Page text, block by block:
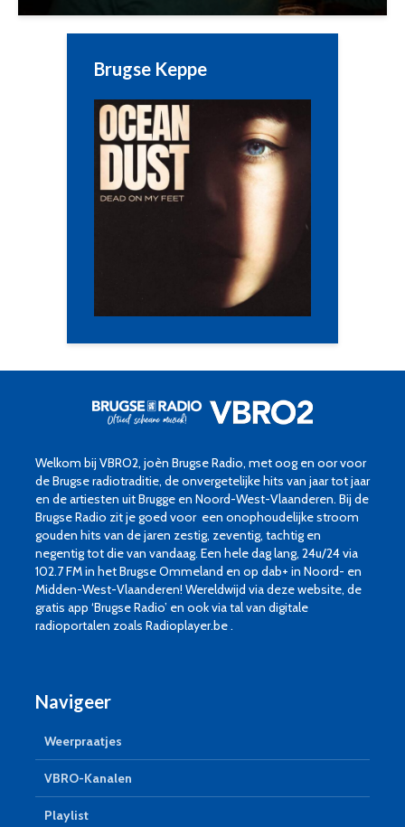
Brugse Keppe
Welkom bij VBRO2, joèn Brugse Radio, met oog en oor voor
de Brugse radiotraditie, de onvergetelijke hits van jaar tot jaar
en de artiesten uit Brugge en Noord-West-Vlaanderen. Bij de
Brugse Radio zit je goed voor een onophoudelijke stroom
gouden hits van de jaren zestig, zeventig, tachtig en
negentig tot die van vandaag. Een hele dag lang, 24u/24 via
102.7 FM in het Brugse Ommeland en op dab+ in Noord- en
Midden-West-Vlaanderen! Wereldwijd via deze website, de
gratis app ‘Brugse Radio’ en ook via tal van digitale
radioportalen zoals Radioplayer.be .
Navigeer
Weerpraatjes
VBRO-Kanalen
Playlist